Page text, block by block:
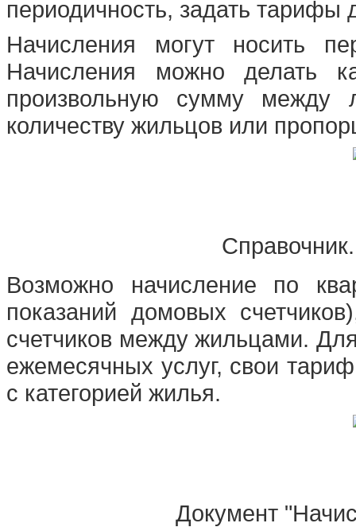
периодичность, задать тарифы
Начисления могут носить
Начисления можно делать
произвольную сумму между
количеству жильцов или
Возможно начисление по
показаний домовых
счетчиков между жильцами.
ежемесячных услуг, свои
с категорией жилья.
Документ